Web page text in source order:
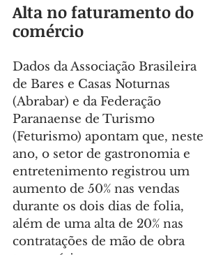
Alta no faturamento do
comércio
Dados da Associação Brasileira
de Bares e Casas Noturnas
(Abrabar) e da Federação
Paranaense de Turismo
(Feturismo) apontam que, neste
ano, o setor de gastronomia e
entretenimento registrou um
aumento de 50% nas vendas
durante os dois dias de folia,
além de uma alta de 20% nas
contratações de mão de obra